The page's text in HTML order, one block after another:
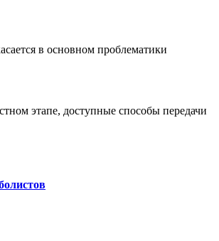
в основном проблематики
этапе, доступные способы передачи